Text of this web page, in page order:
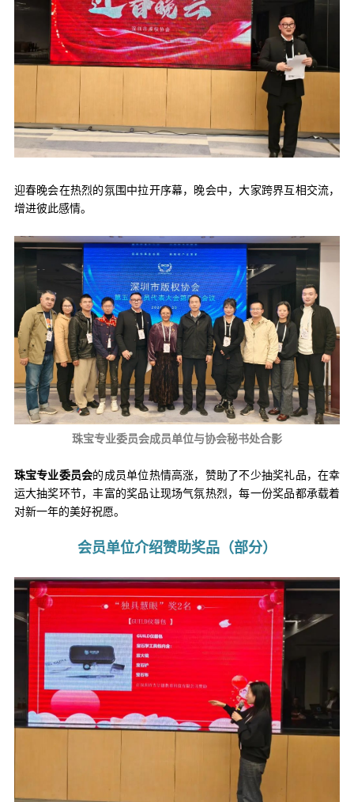
迎春晚会在热烈的氛围中拉开序幕，晚会中，大家跨界互相交流，
增进彼此感情。
珠宝专业委员会成员单位与协会秘书处合影
珠宝专业委员会的成员单位热情高涨，赞助了不少抽奖礼品，在幸
运大抽奖环节，丰富的奖品让现场气氛热烈，每一份奖品都承载着
对新一年的美好祝愿。
会员单位介绍赞助奖品（部分）